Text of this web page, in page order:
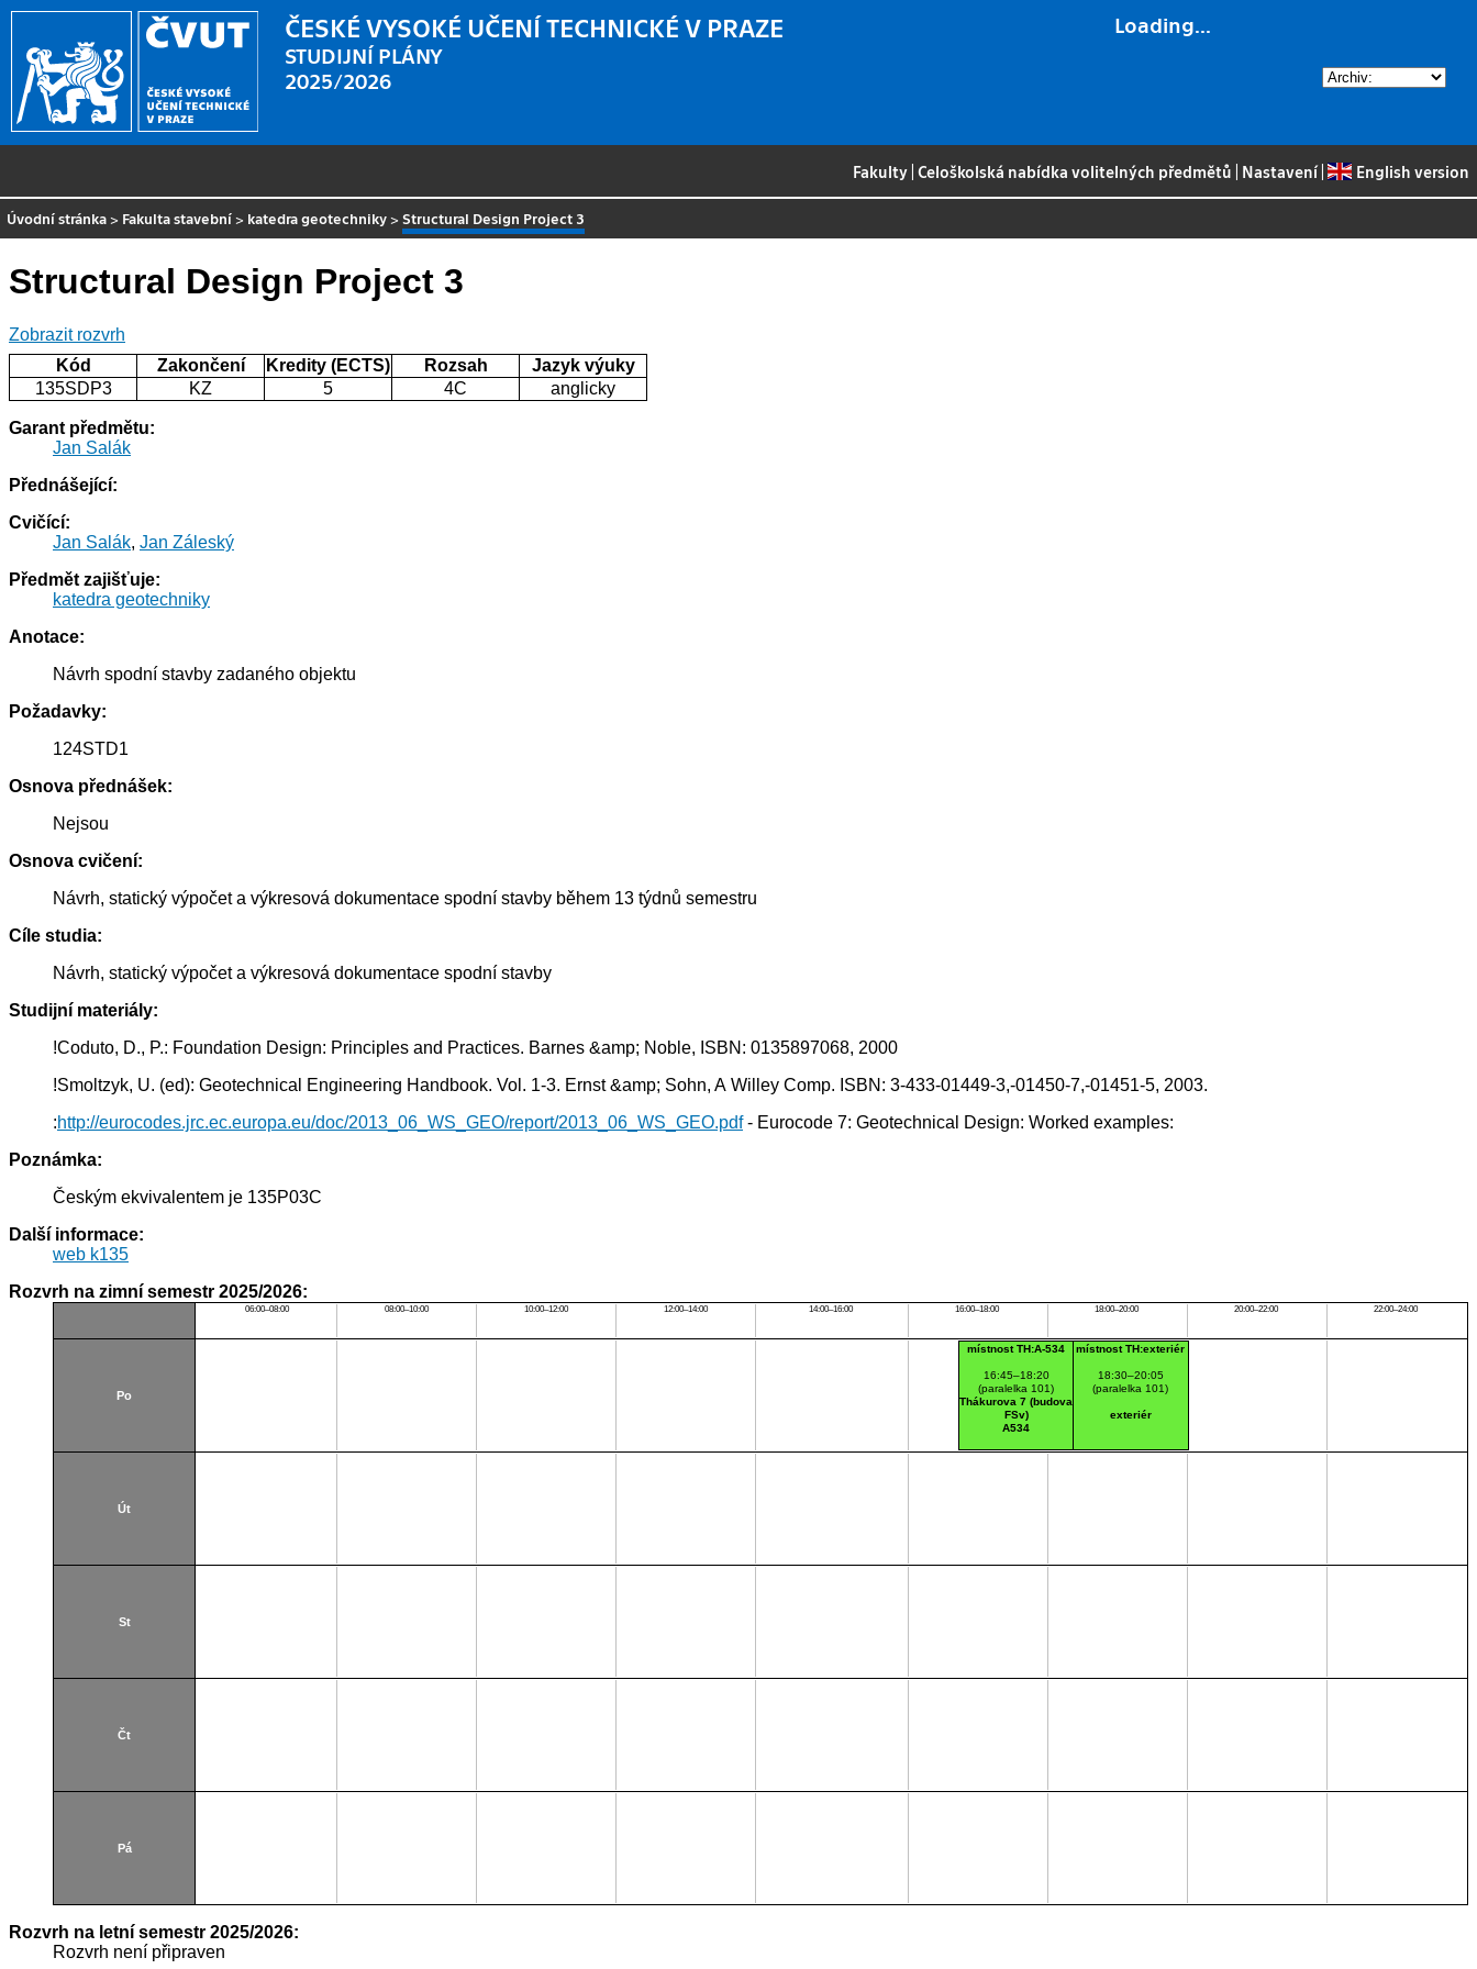
Loading...
ČESKÉ VYSOKÉ UČENÍ TECHNICKÉ V PRAZE
STUDIJNÍ PLÁNY
2025/2026
Fakulty |Celoškolská nabídka volitelných předmětů Nastavení| English version
Úvodní stránka > Fakulta stavební > katedra geotechniky >Structural Design Project 3
Structural Design Project 3
Zobrazit rozvrh
Kód
Zakončení Kredity (ECTS) Rozsah
Jazyk výuky
135SDP3
KZ 5 4C anglicky
Garant předmětu:
Jan Salák
Přednášející:
Cvičící:
Jan Salák, Jan Záleský
Předmět zajišťuje:
katedra geotechniky
Anotace:
Návrh spodní stavby zadaného objektu
Požadavky:
124STD1
Osnova přednášek:
Nejsou
Osnova cvičení:
Návrh, statický výpočet a výkresová dokumentace spodní stavby během 13 týdnů semestru
Cíle studia:
Návrh, statický výpočet a výkresová dokumentace spodní stavby
Studijní materiály:
!Coduto, D., P.: Foundation Design: Principles and Practices. Barnes &amp; Noble, ISBN: 0135897068, 2000
!Smoltzyk, U. (ed): Geotechnical Engineering Handbook. Vol. 1-3. Ernst &amp; Sohn, A Willey Comp. ISBN: 3-433-01449-3,-01450-7,-01451-5, 2003.
:http://eurocodes.jrc.ec.europa.eu/doc/2013_06_WS_GEO/report/2013_06_WS_GEO.pdf- Eurocode 7: Geotechnical Design: Worked examples:
Poznámka:
Českým ekvivalentem je 135P03C
Další informace:
web k135
Rozvrh na zimní semestr 2025/2026:
06:00–08:00 08:00–10:00 10:00–12:00 12:00–14:00 14:00–16:00 16:00–18:00 18:00–20:00 20:00–22:00 22:00–24:00
Po
místnost TH:A-534
16:45–18:20
(paralelka 101)
Thákurova 7 (budova
FSv)
A534
místnost TH:exteriér
18:30–20:05
(paralelka 101)
exteriér
Út
St
Čt
Pá
Rozvrh na letní semestr 2025/2026:
Rozvrh není připraven